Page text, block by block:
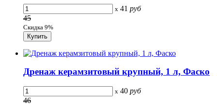
x 41 руб
45
Скидка 9%
Дренаж керамзитовый крупный, 1 л, Фаско
x 40 руб
46